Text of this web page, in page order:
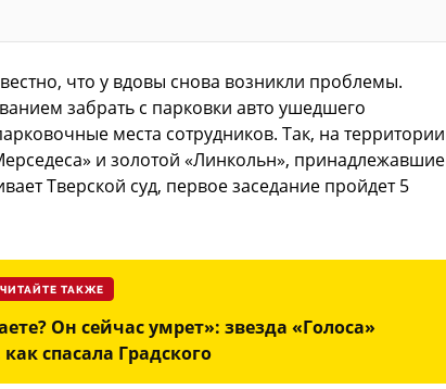
что у вдовы снова возникли проблемы.
забрать с парковки авто ушедшего
места сотрудников. Так, на территории
и золотой «Линкольн», принадлежавшие
Тверской суд, первое заседание пройдет 5
ЧИТАЙТЕ ТАКЖЕ
Он сейчас умрет»: звезда «Голоса»
спасала Градского